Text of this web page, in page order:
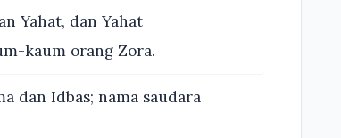
Yahat, dan Yahat
kaum orang Zora.
dan Idbas; nama saudara